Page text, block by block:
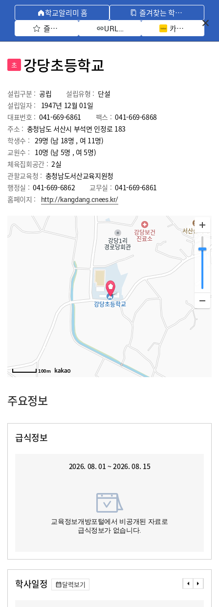
학교알리미 홈
즐겨찾는 학교 모아보기
즐겨찾기 선택
URL 복사 카카오톡 공유
초 강당초등학교
설립구분 : 공립 설립유형 : 단설
설립일자 :
1947년 12월 01일
대표번호 : 041-669-6861 팩스 : 041-669-6868
주소 : 충청남도 서산시 부석면 인정로 183
학생수 : 29명 (남 18명 , 여 11명)
교원수 : 10명 (남 5명 , 여5명)
체육집회공간 : 2실
관할교육청 : 충청남도서산교육지원청
행정실 : 041-669-6862 교무실 : 041-669-6861
홈페이지 :
http://kangdang.cnees.kr/
100m
주요정보
급식정보
2026. 08. 01 ~ 2026. 08. 15
교육정보개방포털에서 비공개된 자료로
급식정보가 없습니다.
학사일정 달력보기